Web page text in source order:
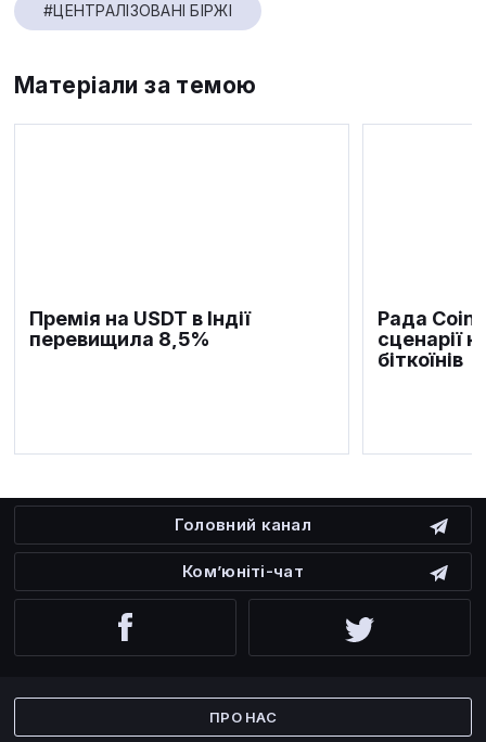
#ЦЕНТРАЛІЗОВАНІ БІРЖІ
Матеріали за темою
Премія на USDT в Індії
перевищила 8,5%
Рада
сценарії
біткоїнів
Головний канал
Ком’юніті-чат
ПРО НАС